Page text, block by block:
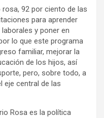
rosa, 92 por ciento de las
para aprender
y poner en
lo que este programa
familiar, mejorar la
de los hijos, así
pero, sobre todo, a
eje central de las
Rosa es la política